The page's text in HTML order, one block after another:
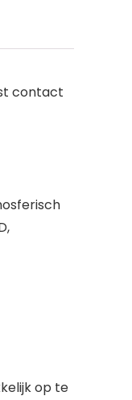
contact
op te